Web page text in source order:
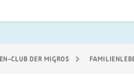
CLUB DER MIGROS